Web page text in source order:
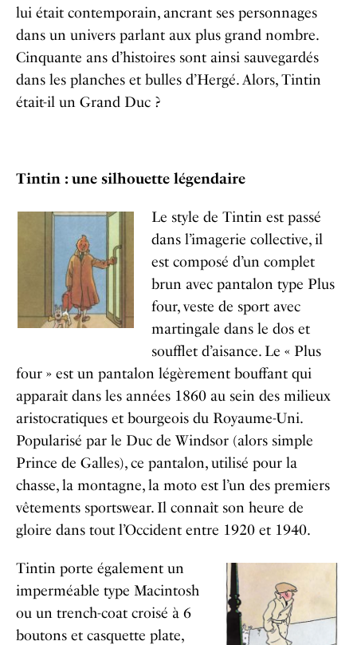
lui était contemporain, ancrant ses personnages
dans un univers parlant aux plus grand nombre.
Cinquante ans d’histoires sont ainsi sauvegardés
dans les planches et bulles d’Hergé. Alors, Tintin
était-il un Grand Duc ?
Tintin : une silhouette légendaire
Le style de Tintin est passé
dans l’imagerie collective, il
est composé d’un complet
brun avec pantalon type Plus
four, veste de sport avec
martingale dans le dos et
soufflet d’aisance. Le « Plus
four » est un pantalon légèrement bouffant qui
apparaît dans les années 1860 au sein des milieux
aristocratiques et bourgeois du Royaume-Uni.
Popularisé par le Duc de Windsor (alors simple
Prince de Galles), ce pantalon, utilisé pour la
chasse, la montagne, la moto est l’un des premiers
vêtements sportswear. Il connaît son heure de
gloire dans tout l’Occident entre 1920 et 1940.
Tintin porte également un
imperméable type Macintosh
ou un trench-coat croisé à 6
boutons et casquette plate,